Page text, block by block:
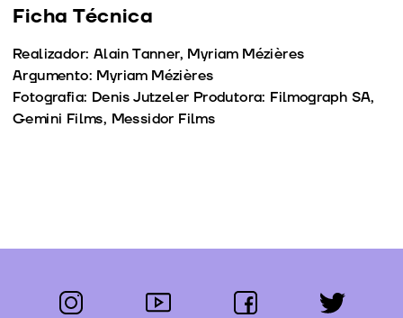
Ficha Técnica
Realizador: Alain Tanner, Myriam Mézières
Argumento: Myriam Mézières
Fotografia: Denis Jutzeler Produtora: Filmograph SA,
Gemini Films, Messidor Films
Segue-nos:
instagram youtube facebook twitter